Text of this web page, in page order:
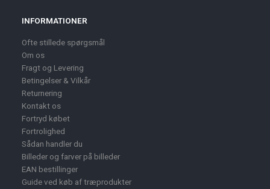
INFORMATIONER
Ofte stillede spørgsmål
Om os
Fragt og Levering
Betingelser & Vilkår
Returnering
Kontakt os
Fortryd købet
Fortrolighed
Sådan handler du
Billeder og farver på billeder
EAN bestillinger
Guide ved køb af træprodukter